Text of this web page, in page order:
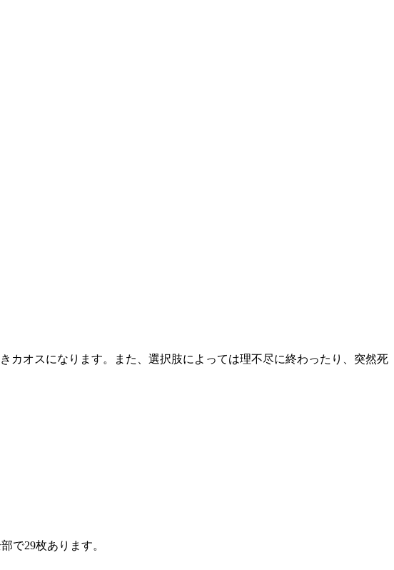
カオスになります。また、選択肢によっては理不尽に終わったり、突然死
で29枚あります。